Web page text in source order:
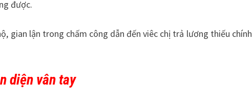
được.
gian lận trong chấm công dẫn đến viêc chị trả lương thiếu chính
diện vân tay